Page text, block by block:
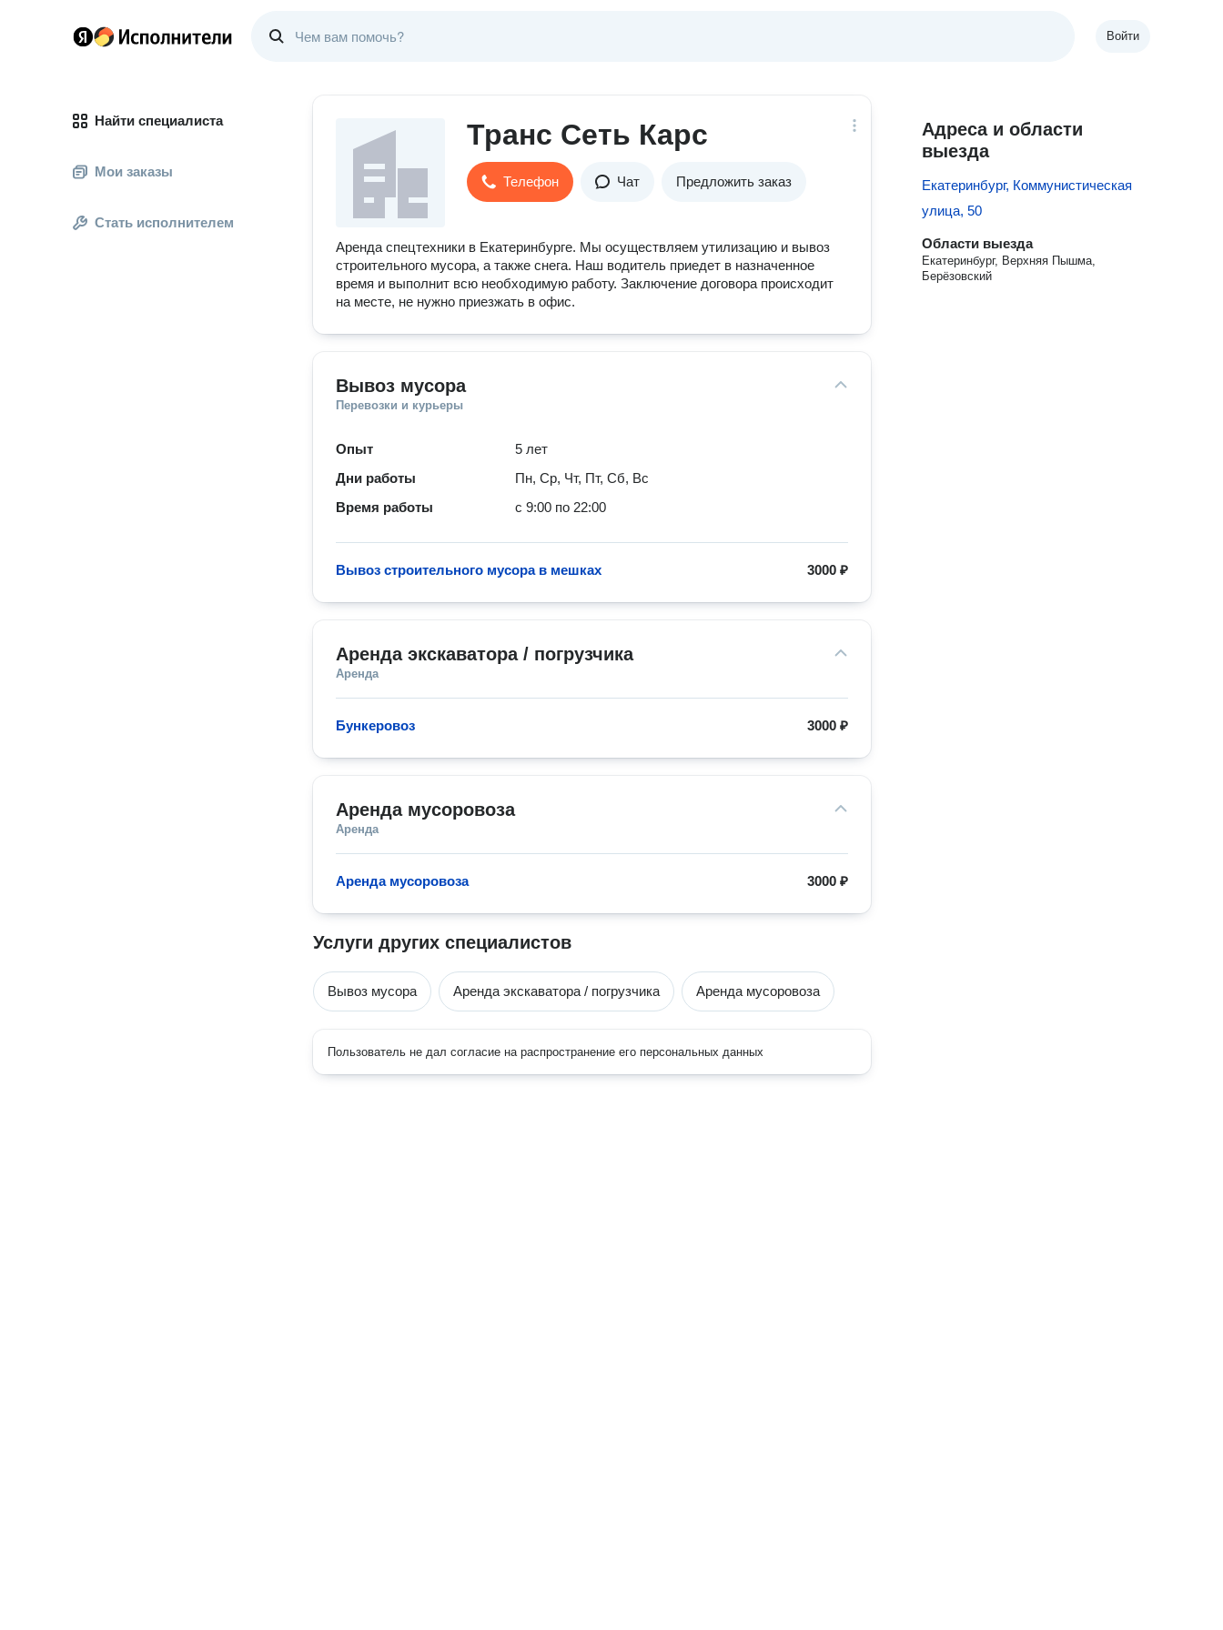
Войти
Найти специалиста
Мои заказы
Стать исполнителем
Транс Сеть Карс
Телефон Чат Предложить заказ
Аренда спецтехники в Екатеринбурге. Мы осуществляем утилизацию и вывоз
строительного мусора, а также снега. Наш водитель приедет в назначенное
время и выполнит всю необходимую работу. Заключение договора происходит
на месте, не нужно приезжать в офис.
Вывоз мусора
Перевозки и курьеры
Опыт
5 лет
Дни работы
Пн, Ср, Чт, Пт, Сб, Вс
Время работы
с 9:00 по 22:00
3000 ₽
Вывоз строительного мусора в мешках
Аренда экскаватора / погрузчика
Аренда
3000 ₽
Бункеровоз
Аренда мусоровоза
Аренда
3000 ₽
Аренда мусоровоза
Услуги других специалистов
Вывоз мусора Аренда экскаватора / погрузчика Аренда мусоровоза
Пользователь не дал согласие на распространение его персональных данных
Адреса и области
выезда
Екатеринбург, Коммунистическая
улица, 50
Области выезда
Екатеринбург, Верхняя Пышма,
Берёзовский